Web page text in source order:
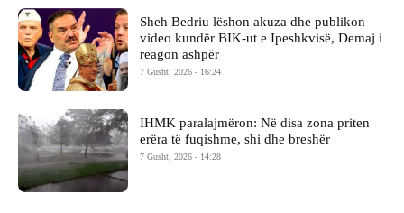
Sheh Bedriu lëshon akuza dhe publikon
video kundër BIK-ut e Ipeshkvisë, Demaj i
reagon ashpër
7 Gusht, 2026 - 16:24
IHMK paralajmëron: Në disa zona priten
erëra të fuqishme, shi dhe breshër
7 Gusht, 2026 - 14:28